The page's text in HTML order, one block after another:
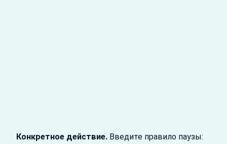
Конкретное действие. Введите правило паузы: